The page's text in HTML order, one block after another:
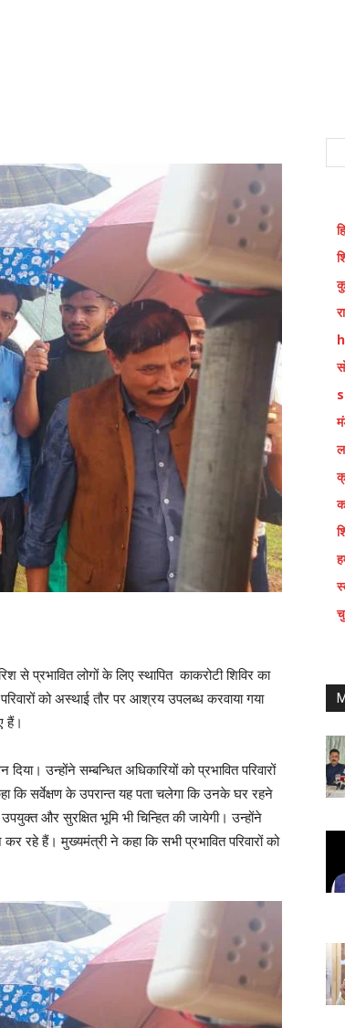
से प्रभावित लोगों के लिए स्थापित काकरोटी शिविर का
को अस्थाई तौर पर आश्रय उपलब्ध करवाया गया
हैं।
उन्होंने सम्बन्धित अधिकारियों को प्रभावित परिवारों
कि सर्वेक्षण के उपरान्त यह पता चलेगा कि उनके घर रहने
और सुरक्षित भूमि भी चिन्हित की जायेगी। उन्होंने
हैं। मुख्यमंत्री ने कहा कि सभी प्रभावित परिवारों को